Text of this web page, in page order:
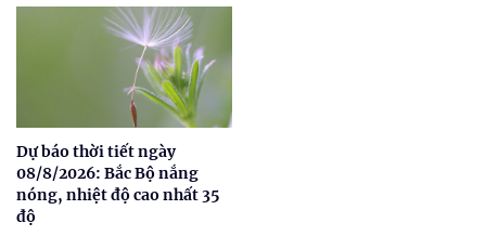
Dự báo thời tiết ngày
08/8/2026: Bắc Bộ nắng
nóng, nhiệt độ cao nhất 35
độ